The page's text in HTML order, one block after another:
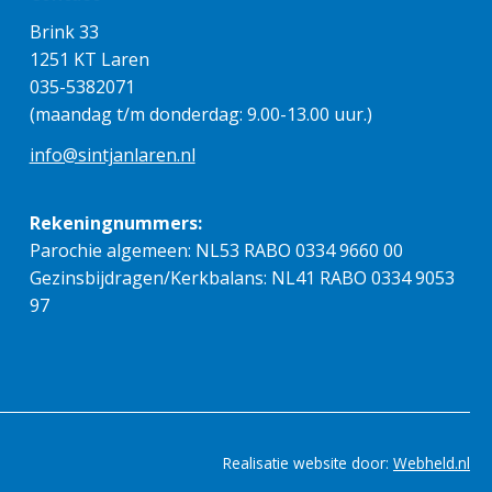
Brink 33
1251 KT Laren
035-5382071
(maandag t/m donderdag: 9.00-13.00 uur.)
info@sintjanlaren.nl
Rekeningnummers:
Parochie algemeen: NL53 RABO 0334 9660 00
Gezinsbijdragen/Kerkbalans: NL41 RABO 0334 9053
97
Realisatie website door: Webheld.nl